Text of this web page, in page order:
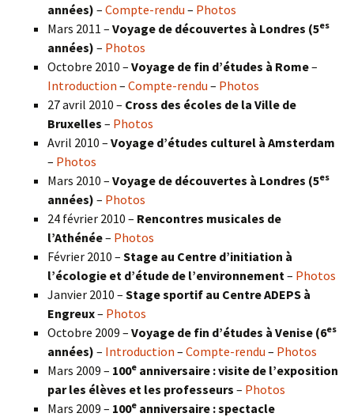
années) – Compte-rendu – Photos
Mars 2011 – Voyage de découvertes à Londres (5es
années) – Photos
Octobre 2010 – Voyage de fin d’études à Rome–
Introduction – Compte-rendu – Photos
27 avril 2010 – Cross des écoles de la Ville de
Bruxelles – Photos
Avril 2010 – Voyage d’études culturel à Amsterdam
– Photos
Mars 2010 – Voyage de découvertes à Londres (5es
années) – Photos
24 février 2010 – Rencontres musicales de
l’Athénée– Photos
Février 2010 – Stage au Centre d’initiation à
l’écologie et d’étude de l’environnement – Photos
Janvier 2010 – Stage sportif au Centre ADEPS à
Engreux– Photos
Octobre 2009 – Voyage de fin d’études à Venise (6es
années) – Introduction – Compte-rendu – Photos
Mars 2009 – 100e anniversaire : visite de l’exposition
par les élèves et les professeurs – Photos
Mars 2009 – 100e anniversaire : spectacle